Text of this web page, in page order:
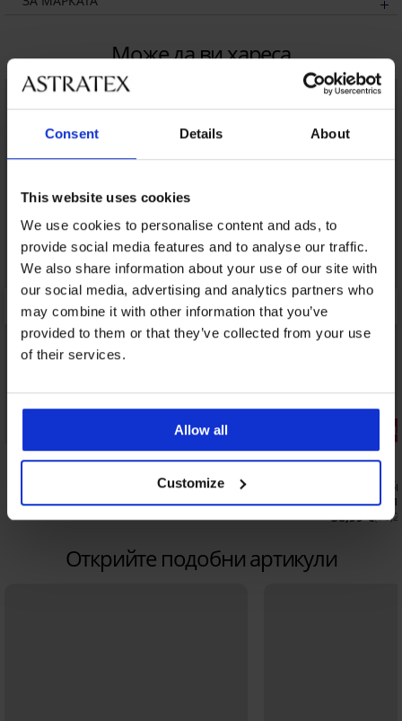
Consent Details About
This website uses cookies
We use cookies to personalise content and ads, to
provide social media features and to analyse our traffic.
We also share information about your use of our site with
our social media, advertising and analytics partners who
may combine it with other information that you’ve
provided to them or that they’ve collected from your use
of their services.
Allow all
Customize
Може да ви хареса
5
5
Стягащ корсет с бикини Elegant Shape
40,99 €(80,17 лв.)
3+1
Стягащи бикини Laser
висока
38,99 €
Открийте подобни артикули